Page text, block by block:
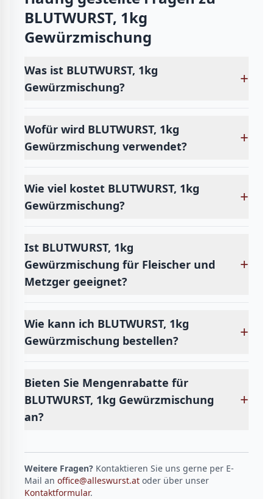
BLUTWURST, 1kg
Gewürzmischung
Was ist BLUTWURST, 1kg
Gewürzmischung?
+
Wofür wird BLUTWURST, 1kg
Gewürzmischung verwendet?
+
Wie viel kostet BLUTWURST, 1kg
Gewürzmischung?
+
Ist BLUTWURST, 1kg
Gewürzmischung für Fleischer und
Metzger geeignet?
+
Wie kann ich BLUTWURST, 1kg
Gewürzmischung bestellen?
+
Bieten Sie Mengenrabatte für
BLUTWURST, 1kg Gewürzmischung
an?
+
Weitere Fragen? Kontaktieren Sie uns gerne per E-
Mail an office@alleswurst.at oder über unser
Kontaktformular.